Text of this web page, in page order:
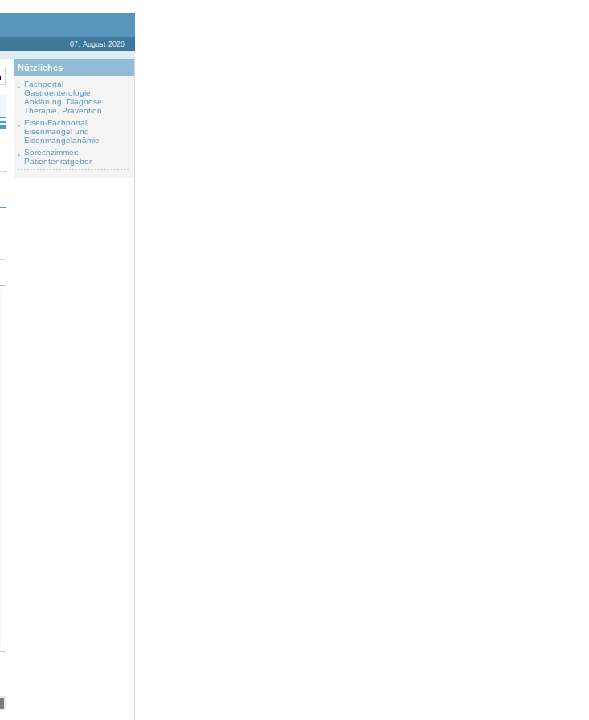
07. August 2026
Nützliches
Fachportal
Gastroenterologie:
Abklärung, Diagnose
Therapie, Prävention
Eisen-Fachportal:
Eisenmangel und
Eisenmangelanämie
Sprechzimmer:
Patientenratgeber